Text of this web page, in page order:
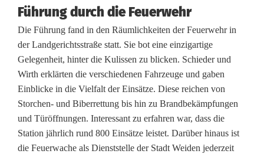
w
e
h
r
d
e
r
Führung durch die Feuerwehr
Die Führung fand in den Räumlichkeiten der Feuerwehr in
der Landgerichtsstraße statt. Sie bot eine einzigartige
Gelegenheit, hinter die Kulissen zu blicken. Schieder und
Wirth erklärten die verschiedenen Fahrzeuge und gaben
Einblicke in die Vielfalt der Einsätze. Diese reichen von
Storchen- und Biberrettung bis hin zu Brandbekämpfungen
und Türöffnungen. Interessant zu erfahren war, dass die
Station jährlich rund 800 Einsätze leistet. Darüber hinaus ist
die Feuerwache als Dienststelle der Stadt Weiden jederzeit